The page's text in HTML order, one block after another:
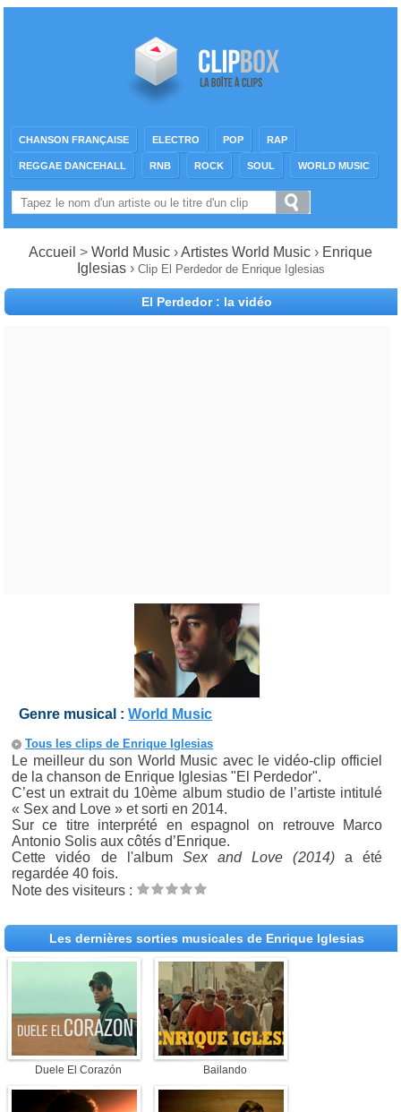
CHANSON FRANÇAISE ELECTRO POP RAP
REGGAE DANCEHALL RNB ROCK SOUL WORLD MUSIC
Accueil > World Music ›Artistes World Music › Enrique
Iglesias › Clip El Perdedor de Enrique Iglesias
El Perdedor : la vidéo
Genre musical :World Music
Tous les clips de Enrique Iglesias
Le meilleur du son World Music avec le vidéo-clip officiel
de la chanson de Enrique Iglesias "El Perdedor".
C’est un extrait du 10ème album studio de l’artiste intitulé
« Sex and Love » et sorti en 2014.
Sur ce titre interprété en espagnol on retrouve Marco
Antonio Solis aux côtés d’Enrique.
Cette vidéo de l'album Sex and Love (2014)a été
regardée 40 fois.
Note des visiteurs :
Les dernières sorties musicales de Enrique Iglesias
Duele El Corazón Bailando